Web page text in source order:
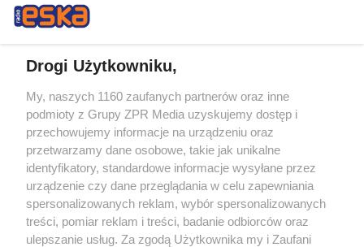
Drogi Użytkowniku,
My, naszych 1160 zaufanych partnerów oraz inne
podmioty z Grupy ZPR Media uzyskujemy dostęp i
przechowujemy informacje na urządzeniu oraz
przetwarzamy dane osobowe, takie jak unikalne
identyfikatory, standardowe informacje wysyłane przez
urządzenie czy dane przeglądania w celu zapewniania
spersonalizowanych reklam, wybór spersonalizowanych
treści, pomiar reklam i treści, badanie odbiorców oraz
ulepszanie usług. Za zgodą Użytkownika my i Zaufani